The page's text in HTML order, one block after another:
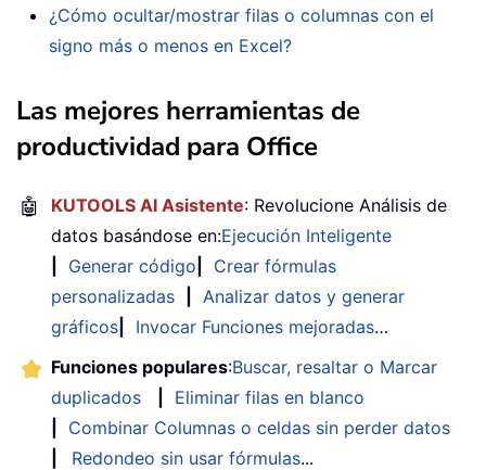
¿Cómo ocultar/mostrar filas o columnas con el
signo más o menos en Excel?
Las mejores herramientas de
productividad para Office
🤖 KUTOOLS AI Asistente: Revolucione Análisis de
datos basándose en:Ejecución Inteligente
Generar código
Crear fórmulas
personalizadas
Analizar datos y generar
gráficos
Invocar Funciones mejoradas…
Funciones populares:Buscar, resaltar o Marcar
duplicados
Eliminar filas en blanco
Combinar Columnas o celdas sin perder datos
Redondeo sin usar fórmulas...